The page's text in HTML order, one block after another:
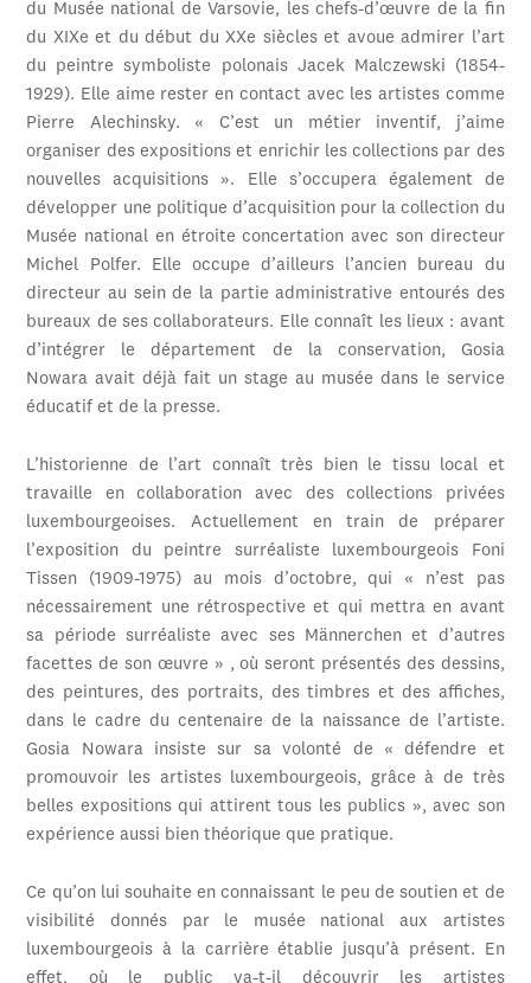
du Musée national de Varsovie, les chefs-d’œuvre de la fin
du XIXe et du début du XXe siècles et avoue admirer l’art
du peintre symboliste polonais Jacek Malczewski (1854-
1929). Elle aime rester en contact avec les artistes comme
Pierre Alechinsky. « C’est un métier inventif, j’aime
organiser des expositions et enrichir les collections par des
nouvelles acquisitions ». Elle s’occupera également de
développer une politique d’acquisition pour la collection du
Musée national en étroite concertation avec son directeur
Michel Polfer. Elle occupe d’ailleurs l’ancien bureau du
directeur au sein de la partie administrative entourés des
bureaux de ses collaborateurs. Elle connaît les lieux : avant
d’intégrer le département de la conservation, Gosia
Nowara avait déjà fait un stage au musée dans le service
éducatif et de la presse.
L’historienne de l’art connaît très bien le tissu local et
travaille en collaboration avec des collections privées
luxembourgeoises. Actuellement en train de préparer
l’exposition du peintre surréaliste luxembourgeois Foni
Tissen (1909-1975) au mois d’octobre, qui « n’est pas
nécessairement une rétrospective et qui mettra en avant
sa période surréaliste avec ses Männerchen et d’autres
facettes de son œuvre » , où seront présentés des dessins,
des peintures, des portraits, des timbres et des affiches,
dans le cadre du centenaire de la naissance de l’artiste.
Gosia Nowara insiste sur sa volonté de « défendre et
promouvoir les artistes luxembourgeois, grâce à de très
belles expositions qui attirent tous les publics », avec son
expérience aussi bien théorique que pratique.
Ce qu’on lui souhaite en connaissant le peu de soutien et de
visibilité donnés par le musée national aux artistes
luxembourgeois à la carrière établie jusqu’à présent. En
effet, où le public va-t-il découvrir les artistes